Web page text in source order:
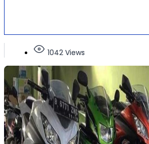
1042 Views